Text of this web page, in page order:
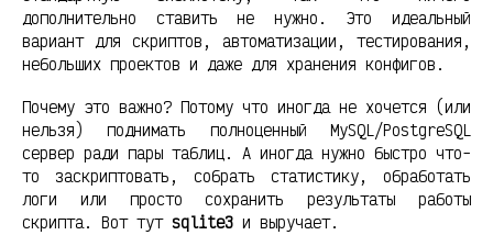
дополнительно ставить не нужно. Это идеальный
вариант для скриптов, автоматизации, тестирования,
небольших проектов и даже для хранения конфигов.
Почему это важно? Потому что иногда не хочется (или
нельзя) поднимать полноценный MySQL/PostgreSQL
сервер ради пары таблиц. А иногда нужно быстро что-
то заскриптовать, собрать статистику, обработать
логи или просто сохранить результаты работы
скрипта. Вот тут sqlite3 и выручает.